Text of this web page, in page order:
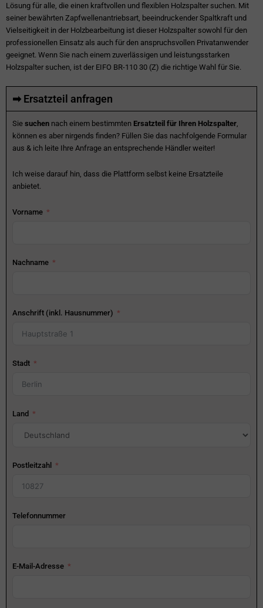
Lösung für alle, die einen kraftvollen und flexiblen Holzspalter suchen. Mit
seiner bewährten Zapfwellenantriebsart, beeindruckender Spaltkraft und
Vielseitigkeit in der Holzbearbeitung ist dieser Holzspalter sowohl für den
professionellen Einsatz als auch für den anspruchsvollen Privatanwender
geeignet. Wenn Sie nach einem zuverlässigen und leistungsstarken
Holzspalter suchen, ist der EIFO BR-110 30 (Z) die richtige Wahl für Sie.
➡ Ersatzteil anfragen
Sie suchen nach einem bestimmten Ersatzteil für Ihren Holzspalter,
können es aber nirgends finden? Füllen Sie das nachfolgende Formular
aus & ich leite Ihre Anfrage an entsprechende Händler weiter!
Ich weise darauf hin, dass die Plattform selbst keine Ersatzteile
anbietet.
Vorname
Nachname
Anschrift (inkl. Hausnummer)
Stadt
Land
Postleitzahl
Telefonnummer
E-Mail-Adresse